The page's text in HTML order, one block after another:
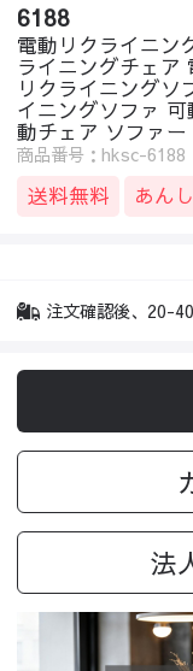
6188
電動リクライニン
ライニングチェア
リクライニングソ
イニングソファ
動チェア ソファ
商品番号：hksc-6188
送料無料 あん
注文確認後、20-
法